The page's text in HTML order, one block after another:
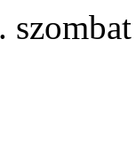
szombat